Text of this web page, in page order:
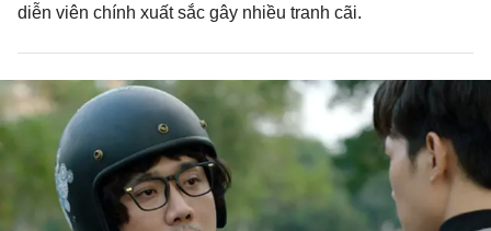
diễn viên chính xuất sắc gây nhiều tranh cãi.